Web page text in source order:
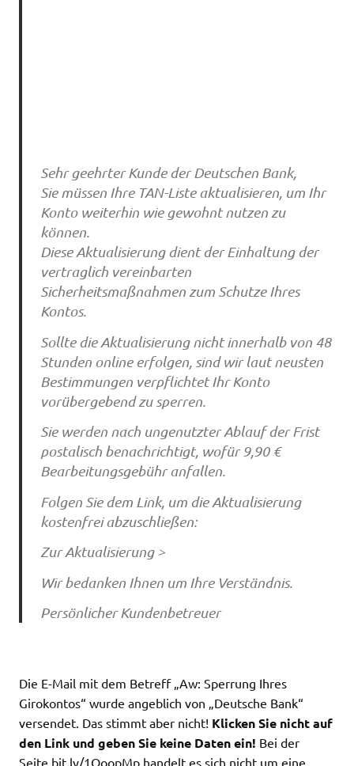
Sehr geehrter Kunde der Deutschen Bank,
Sie müssen Ihre TAN-Liste aktualisieren, um Ihr
Konto weiterhin wie gewohnt nutzen zu
können.
Diese Aktualisierung dient der Einhaltung der
vertraglich vereinbarten
Sicherheitsmaßnahmen zum Schutze Ihres
Kontos.
Sollte die Aktualisierung nicht innerhalb von 48
Stunden online erfolgen, sind wir laut neusten
Bestimmungen verpflichtet Ihr Konto
vorübergebend zu sperren.
Sie werden nach ungenutzter Ablauf der Frist
postalisch benachrichtigt, wofür 9,90 €
Bearbeitungsgebühr anfallen.
Folgen Sie dem Link, um die Aktualisierung
kostenfrei abzuschließen:
Zur Aktualisierung >
Wir bedanken Ihnen um Ihre Verständnis.
Persönlicher Kundenbetreuer
Die E-Mail mit dem Betreff „Aw: Sperrung Ihres
Girokontos“ wurde angeblich von „Deutsche Bank“
versendet. Das stimmt aber nicht! Klicken Sie nicht auf
den Link und geben Sie keine Daten ein! Bei der
Seite bit.ly/1OoopMp handelt es sich nicht um eine